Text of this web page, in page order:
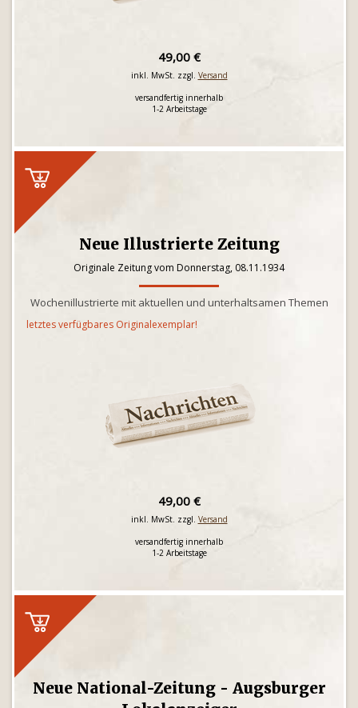
49,00 €
inkl. MwSt. zzgl. Versand
versandfertig innerhalb
1-2 Arbeitstage
Neue Illustrierte Zeitung
Originale Zeitung vom Donnerstag, 08.11.1934
Wochenillustrierte mit aktuellen und unterhaltsamen Themen
letztes verfügbares Originalexemplar!
49,00 €
inkl. MwSt. zzgl. Versand
versandfertig innerhalb
1-2 Arbeitstage
Neue National-Zeitung - Augsburger